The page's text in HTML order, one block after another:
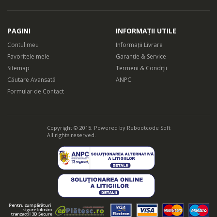
PAGINI
Contul meu
Favoritele mele
Sitemap
Căutare Avansată
Formular de Contact
INFORMAȚII UTILE
Informații Livrare
Garanție & Service
Termeni & Condiții
ANPC
Copyright © 2015. Powered by Rebootcode Soft
All rights reserved.